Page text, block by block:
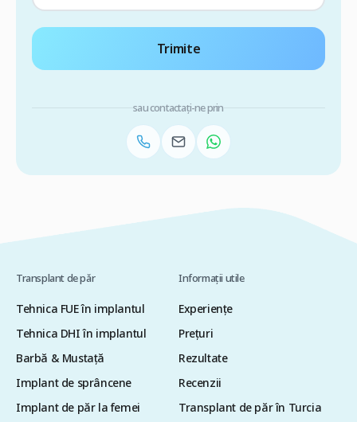
Trimite
sau contactați-ne prin
Transplant de păr
Tehnica FUE în implantul
Tehnica DHI în implantul
Barbă & Mustață
Implant de sprâncene
Implant de păr la femei
Informații utile
Experiențe
Preţuri
Rezultate
Recenzii
Transplant de păr în Turcia